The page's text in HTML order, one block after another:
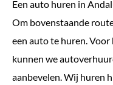
Een auto huren in
Om bovenstaande
een auto te huren.
kunnen we
aanbevelen. Wij huren